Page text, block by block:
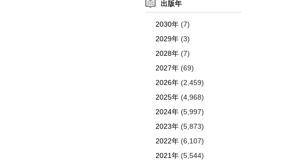
出版年
2030年 (7)
2029年 (3)
2028年 (7)
2027年 (69)
2026年 (2,459)
2025年 (4,968)
2024年 (5,997)
2023年 (5,873)
2022年 (6,107)
2021年 (5,544)